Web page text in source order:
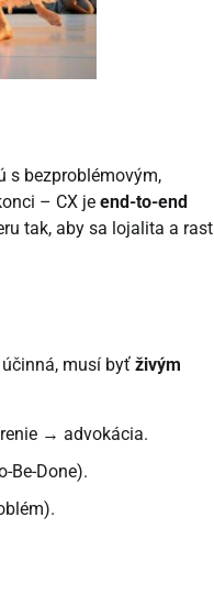
s bezproblémovým,
– CX je end-to-end
tak, aby sa lojalita a rast
musí byť živým
→ advokácia.
Be-Done).